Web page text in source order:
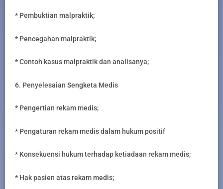
* Pembuktian malpraktik;
* Pencegahan malpraktik;
* Contoh kasus malpraktik dan analisanya;
6. Penyelesaian Sengketa Medis
* Pengertian rekam medis;
* Pengaturan rekam medis dalam hukum positif
* Konsekuensi hukum terhadap ketiadaan rekam medis;
* Hak pasien atas rekam medis;